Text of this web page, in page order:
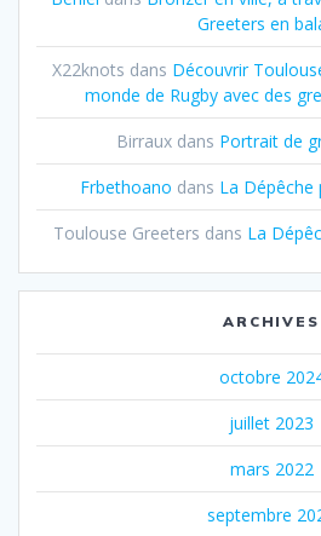
Greeters en
X22knots dans Découvrir
monde de Rugby avec des
Birrauxdans Portrait de
Frbethoano dans La Dépêche
Toulouse Greeters dans La
ARCHIVES
octobre
juillet 2023
mars 2022
septembre